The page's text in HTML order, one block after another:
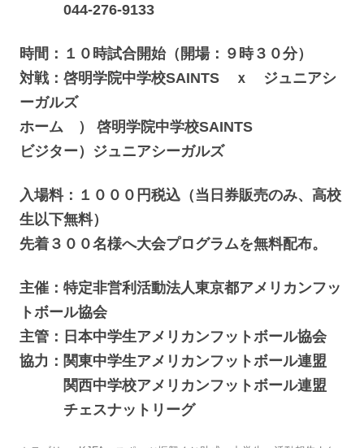
044-276-9133
時間：１０時試合開始（開場：９時３０分）
対戦：啓明学院中学校SAINTS ｘ ジュニアシ
ーガルズ
ホーム ） 啓明学院中学校SAINTS
ビジター）ジュニアシーガルズ
入場料：１０００円税込（当日券販売のみ、高校
生以下無料）
先着３００名様へ大会プログラムを無料配布。
主催：特定非営利活動法人東京都アメリカンフッ
トボール協会
主管：日本中学生アメリカンフットボール協会
協力：関東中学生アメリカンフットボール連盟
関西中学校アメリカンフットボール連盟
チェスナットリーグ